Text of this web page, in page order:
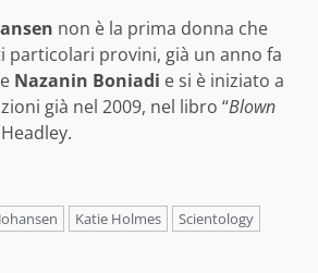
non è la prima donna che
particolari provini, già un anno fa
Nazanin Boniadi e si è iniziato a
già nel 2009, nel libro “Blown
Katie Holmes
Scientology